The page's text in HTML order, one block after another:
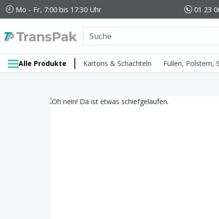
Mo - Fr, 7:00 bis 17:30 Uhr 01 23
Alle Produkte Kartons & Schachteln Füllen, Polstern,